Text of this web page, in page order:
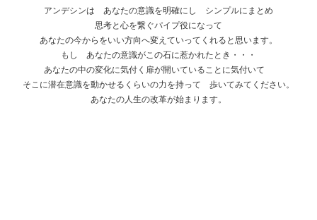
アンデシンは あなたの意識を明確にし シンプルにまとめ
思考と心を繋ぐパイプ役になって
あなたの今からをいい方向へ変えていってくれると思います。
もし あなたの意識がこの石に惹かれたとき・・・
あなたの中の変化に気付く扉が開いていることに気付いて
そこに潜在意識を動かせるくらいの力を持って 歩いてみてください。
あなたの人生の改革が始まります。